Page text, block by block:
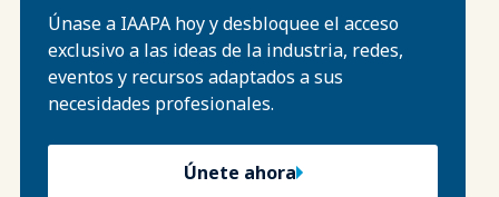
Únase a IAAPA hoy y desbloquee el acceso
exclusivo a las ideas de la industria, redes,
eventos y recursos adaptados a sus
necesidades profesionales.
Únete ahora